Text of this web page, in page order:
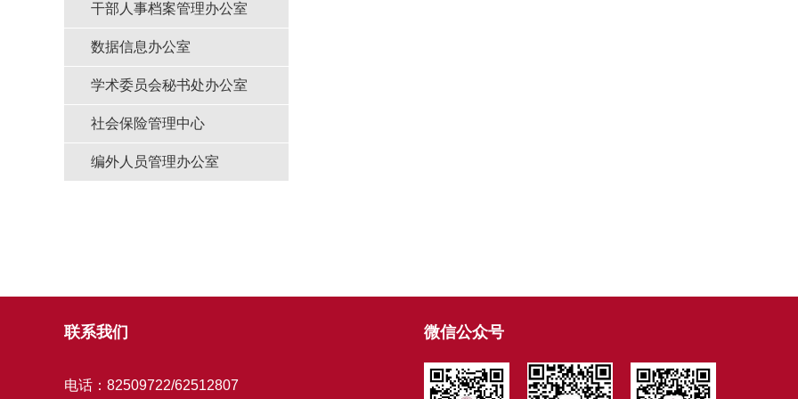
干部人事档案管理办公室
数据信息办公室
学术委员会秘书处办公室
社会保险管理中心
编外人员管理办公室
联系我们
电话：82509722/62512807
微信公众号